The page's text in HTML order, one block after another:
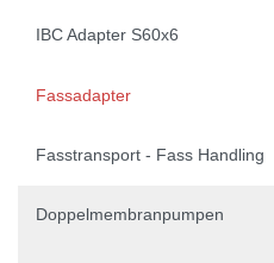
IBC Adapter S60x6
Fassadapter
Fasstransport - Fass Handling
Doppelmembranpumpen